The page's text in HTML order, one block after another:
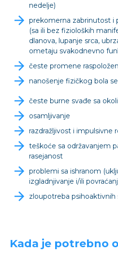
nedelje)
prekomerna zabrinutost i
(sa ili bez fizioloških
dlanova, lupanje srca,
ometaju svakodnevno
česte promene
nanošenje fizičkog bola
česte burne svađe sa
osamljivanje
razdražljivost i impulsivne
teškoće sa održavanjem
rasejanost
problemi sa ishranom
izgladnjivanje i/ili
zloupotreba psihoaktivnih
Kada je potrebno